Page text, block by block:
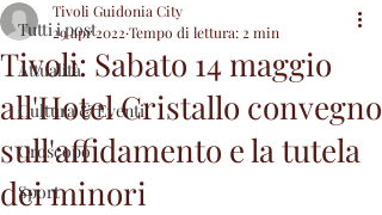
Tutti i post
Attualità
Cultura & Eventi
Oroscopo
Sport
Tivoli: Sabato 14 maggio
all'Hotel Cristallo convegno
sull'affidamento e la tutela
dei minori
Tivoli Guidonia City
29 apr 2022 Tempo di lettura: 2 min